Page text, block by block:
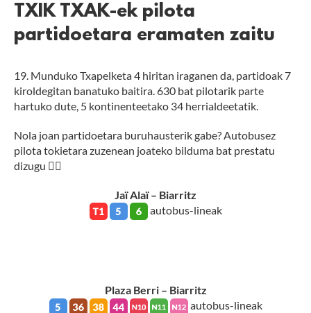
TXIK TXAK-ek pilota
partidoetara eramaten zaitu
19. Munduko Txapelketa 4 hiritan iraganen da, partidoak 7
kiroldegitan banatuko baitira. 630 bat pilotarik parte
hartuko dute, 5 kontinenteetako 34 herrialdeetatik.
Nola joan partidoetara buruhausterik gabe? Autobusez
pilota tokietara zuzenean joateko bilduma bat prestatu
dizugu 👌🏼
Jaï Alaï – Biarritz
autobus-lineak
Plaza Berri – Biarritz
autobus-lineak